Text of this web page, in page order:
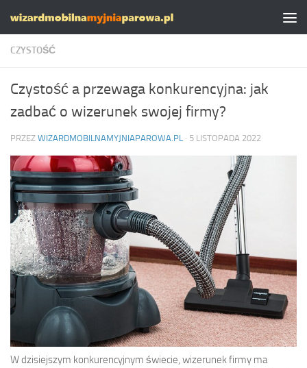
Skip to content
CZYSTOŚĆ
Czystość a przewaga konkurencyjna: jak
zadbać o wizerunek swojej firmy?
PRZEZ WIZARDMOBILNAMYJNIAPAROWA.PL · 5 LISTOPADA 2022
W dzisiejszym konkurencyjnym świecie, wizerunek firmy ma